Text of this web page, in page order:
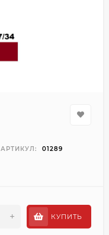
АРТИКУЛ: 01289
+ КУПИТЬ